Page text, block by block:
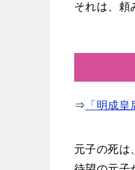
それは、頼
⇒ 「明成
元子の死は